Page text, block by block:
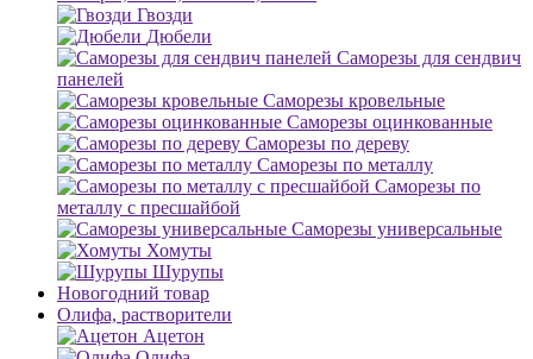
Гвозди
Дюбели
Саморезы для сендвич
панелей
Саморезы кровельные
Саморезы оцинкованные
Саморезы по дереву
Саморезы по металлу
Саморезы по
металлу с пресшайбой
Саморезы универсальные
Хомуты
Шурупы
Новогодний товар
Олифа, растворители
Ацетон